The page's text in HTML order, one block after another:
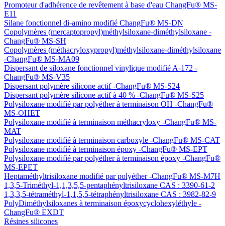
Promoteur d'adhérence de revêtement à base d'eau ChangFu® MS-
E11
Silane fonctionnel di-amino modifié ChangFu® MS-DN
Copolymères (mercaptopropyl)méthylsiloxane-diméthylsiloxane -
ChangFu® MS-SH
Copolymères (méthacryloxypropyl)méthylsiloxane-diméthylsiloxane
-ChangFu® MS-MA09
Dispersant de siloxane fonctionnel vinylique modifié A-172 -
ChangFu® MS-V35
Dispersant polymère silicone actif -ChangFu® MS-S24
Dispersant polymère silicone actif à 40 % -ChangFu® MS-S25
Polysiloxane modifié par polyéther à terminaison OH -ChangFu®
MS-OHET
Polysiloxane modifié à terminaison méthacryloxy -ChangFu® MS-
MAT
Polysiloxane modifié à terminaison carboxyle -ChangFu® MS-CAT
Polysiloxane modifié à terminaison époxy -ChangFu® MS-EPT
Polysiloxane modifié par polyéther à terminaison époxy -ChangFu®
MS-EPET
Heptaméthyltrisiloxane modifié par polyéther -ChangFu® MS-M7H
1,3,5-Triméthyl-1,1,3,5,5-pentaphényltrisiloxane CAS : 3390-61-2
1,3,3,5-tétraméthyl-1,1,5,5-tétraphényltrisiloxane CAS : 3982-82-9
PolyDiméthylsiloxanes à terminaison époxycyclohexyléthyle -
ChangFu® EXDT
Résines silicones